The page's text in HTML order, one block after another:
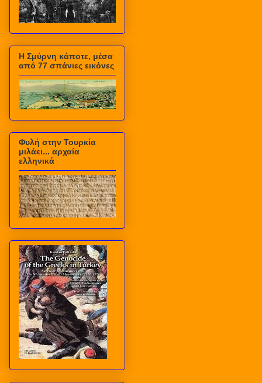
Η Σμύρνη κάποτε, μέσα
από 77 σπάνιες εικόνες
Φυλή στην Τουρκία
μιλάει... αρχαία
ελληνικά